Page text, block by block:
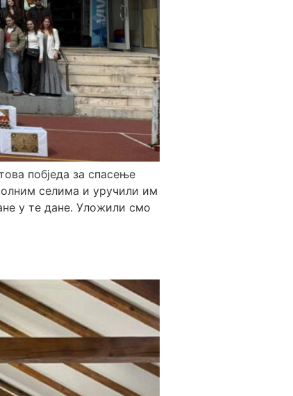
побједа за спасење
селима и уручили им
у те дане. Уложили смо